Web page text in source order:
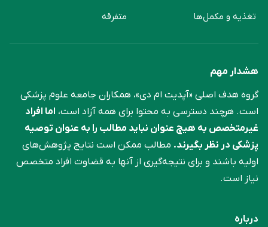
تغذیه و مکمل‌ها
متفرقه
هشدار مهم
گروه هدف اصلی «آپدیت ام دی»، همکاران جامعه علوم ‌پزشکی
است. هرچند دسترسی به محتوا برای همه آزاد است، اما افراد
غیرمتخصص به هیچ عنوان نباید مطالب را به عنوان توصیه
پزشکی در نظر بگیرند. مطالب ممکن است نتایج پژوهش‌های
اولیه باشند و برای نتیجه‌گیری از آنها به قضاوت افراد متخصص
نیاز است.
درباره